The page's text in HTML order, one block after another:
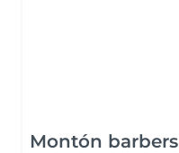
Montón barbers